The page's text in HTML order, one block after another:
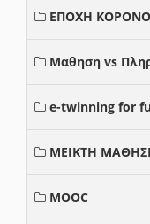
ΕΠΟΧΗ
Μαθηση vs
e-twinning for
ΜΕΙΚΤΗ
MOOC